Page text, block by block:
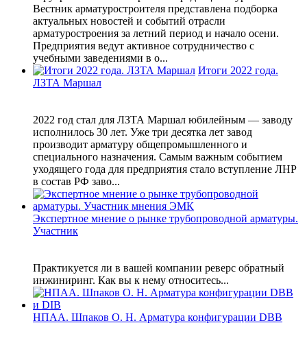
Вестник арматуростроителя представлена подборка
актуальных новостей и событий отрасли
арматуростроения за летний период и начало осени.
Предприятия ведут активное сотрудничество с
учебными заведениями в о...
Итоги 2022 года.
ЛЗТА Маршал
2022 год стал для ЛЗТА Маршал юбилейным — заводу
исполнилось 30 лет. Уже три десятка лет завод
производит арматуру общепромышленного и
специального назначения. Самым важным событием
уходящего года для предприятия стало вступление ЛНР
в состав РФ заво...
Экспертное мнение о рынке трубопроводной арматуры.
Участник
Практикуется ли в вашей компании реверс обратный
инжиниринг. Как вы к нему относитесь...
НПАА. Шпаков О. Н. Арматура конфигурации DBB